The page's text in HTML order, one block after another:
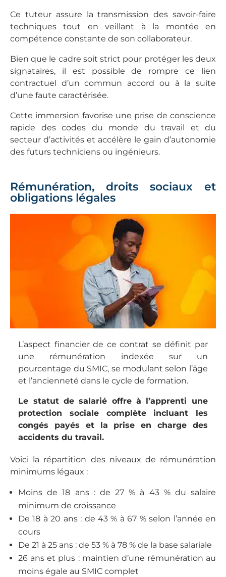
Ce tuteur assure la transmission des savoir-faire
techniques tout en veillant à la montée en
compétence constante de son collaborateur.
Bien que le cadre soit strict pour protéger les deux
signataires, il est possible de rompre ce lien
contractuel d’un commun accord ou à la suite
d’une faute caractérisée.
Cette immersion favorise une prise de conscience
rapide des codes du monde du travail et du
secteur d’activités et accélère le gain d’autonomie
des futurs techniciens ou ingénieurs.
Rémunération, droits sociaux et
obligations légales
L’aspect financier de ce contrat se définit par
une rémunération indexée sur un
pourcentage du SMIC, se modulant selon l’âge
et l’ancienneté dans le cycle de formation.
Le statut de salarié offre à l’apprenti une
protection sociale complète incluant les
congés payés et la prise en charge des
accidents du travail.
Voici la répartition des niveaux de rémunération
minimums légaux :
Moins de 18 ans : de 27 % à 43 % du salaire
minimum de croissance
De 18 à 20 ans : de 43 % à 67 % selon l’année en
cours
De 21 à 25 ans : de 53 % à 78 % de la base salariale
26 ans et plus : maintien d’une rémunération au
moins égale au SMIC complet